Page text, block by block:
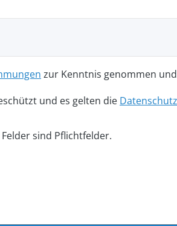
zur Kenntnis genommen
und es gelten die
sind Pflichtfelder.